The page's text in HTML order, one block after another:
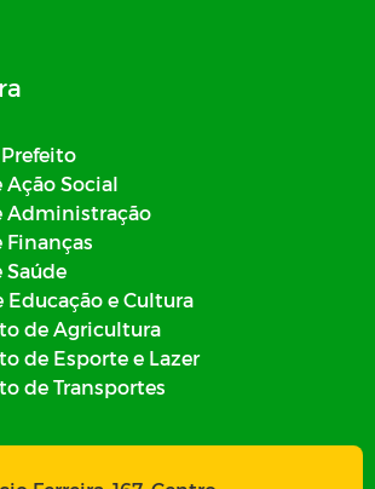
Ação Social
Administração
Finanças
Saúde
Educação e Cultura
de Agricultura
de Esporte e Lazer
de Transportes